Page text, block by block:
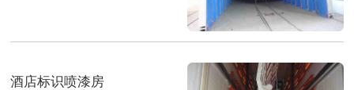
酒店标识喷漆房